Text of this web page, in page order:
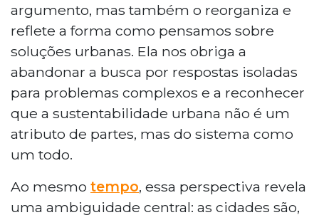
argumento, mas também o reorganiza e
reflete a forma como pensamos sobre
soluções urbanas. Ela nos obriga a
abandonar a busca por respostas isoladas
para problemas complexos e a reconhecer
que a sustentabilidade urbana não é um
atributo de partes, mas do sistema como
um todo.
Ao mesmo tempo, essa perspectiva revela
uma ambiguidade central: as cidades são,